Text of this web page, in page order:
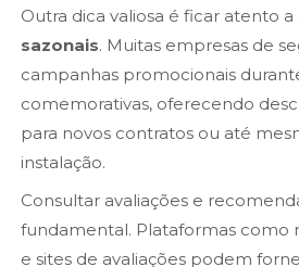
Outra dica valiosa é ficar atento a
sazonais. Muitas empresas de
campanhas promocionais
comemorativas, oferecendo
para novos contratos ou até
instalação.
Consultar avaliações e
fundamental. Plataformas como
e sites de avaliações podem